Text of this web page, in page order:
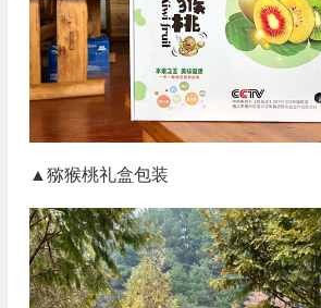
▲猕猴桃礼盒包装